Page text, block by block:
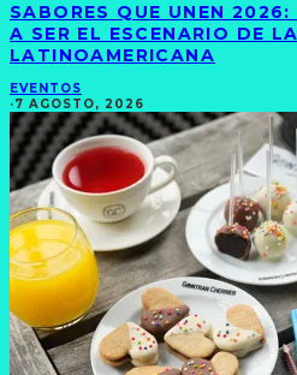
SABORES QUE UNEN 2026:
A SER EL ESCENARIO DE
LATINOAMERICANA
EVENTOS
·7 AGOSTO, 2026